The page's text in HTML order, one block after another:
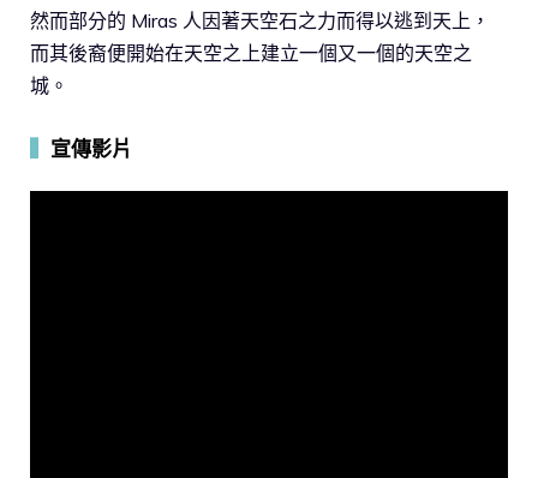
然而部分的 Miras 人因著天空石之力而得以逃到天上，
而其後裔便開始在天空之上建立一個又一個的天空之
城。
宣傳影片